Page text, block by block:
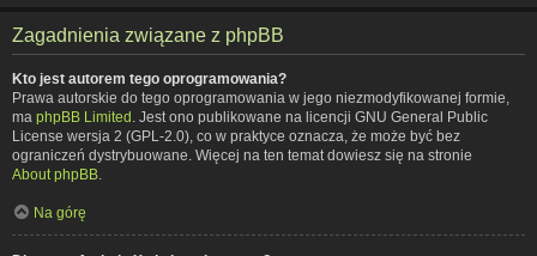
Zagadnienia związane z phpBB
Kto jest autorem tego oprogramowania?
Prawa autorskie do tego oprogramowania w jego niezmodyfikowanej formie,
ma phpBB Limited . Jest ono publikowane na licencji GNU General Public
License wersja 2 (GPL-2.0), co w praktyce oznacza, że może być bez
ograniczeń dystrybuowane. Więcej na ten temat dowiesz się na stronie
About phpBB
Na górę